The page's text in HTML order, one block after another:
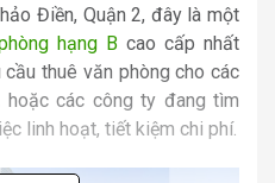
Điền, Quận 2, đây là một
hạng B cao cấp nhất
thuê văn phòng cho các
hoặc các công ty đang tìm
linh hoạt, tiết kiệm chi phí.